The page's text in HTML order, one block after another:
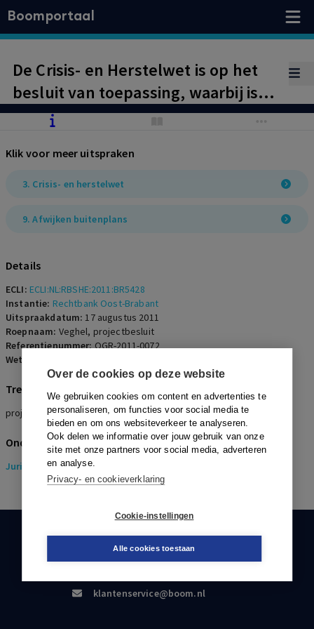
Over de cookies op deze website
We gebruiken cookies om content en advertenties te
personaliseren, om functies voor social media te
bieden en om ons websiteverkeer te analyseren.
Ook delen we informatie over jouw gebruik van onze
site met onze partners voor social media, adverteren
en analyse.
Privacy- en cookieverklaring
Cookie-instellingen
Alle cookies toestaan
Boomportaal
De Crisis- en Herstelwet is op het
besluit van toepassing, waarbij is
geoordeeld dat het
is op enkele bezwaren van
belanghebbende
Klik voor meer uitspraken
3. Crisis- en herstelwet
9. Afwijken buitenplans
Details
ECLI: ECLI:NL:RBSHE:2011:BR5428
Instantie: Rechtbank Oost-Brabant
Uitspraakdatum:17 augustus 2011
Roepnaam: Veghel, projectbesluit
Referentienummer:OGR-2011-0072
Wetsartikelen:
Trefwoorden
projectbesluit, Crisis- en Herstelwet, relativiteitsvereiste
Onderwerpen
Juridisch> Omgevingsrecht
KLANTENSERVICE
klantenservice@boom.nl